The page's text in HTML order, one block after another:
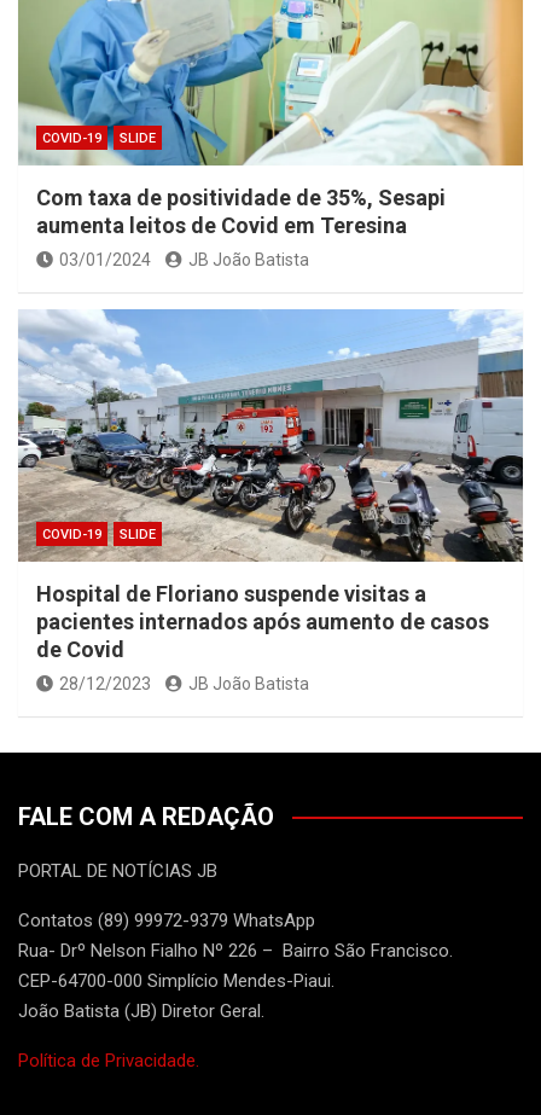
COVID-19 SLIDE
Com taxa de positividade de 35%, Sesapi
aumenta leitos de Covid em Teresina
03/01/2024 JB João Batista
COVID-19 SLIDE
Hospital de Floriano suspende visitas a
pacientes internados após aumento de casos
de Covid
28/12/2023 JB João Batista
FALE COM A REDAÇÃO
PORTAL DE NOTÍCIAS JB
Contatos (89) 99972-9379 WhatsApp
Rua- Drº Nelson Fialho Nº 226 – Bairro São Francisco.
CEP-64700-000 Simplício Mendes-Piaui.
João Batista (JB) Diretor Geral.
Política de Privacidade.